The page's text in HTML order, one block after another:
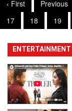
‹ First Previous
17
18 19
ENTERTAINMENT